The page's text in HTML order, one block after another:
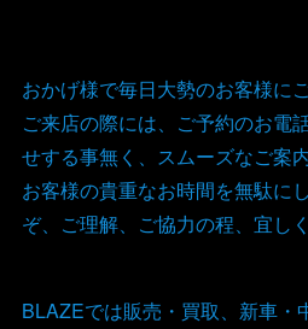
おかげ様で毎日大勢のお客様に
ご来店の際には、ご予約のお電
せする事無く、スムーズなご案
お客様の貴重なお時間を無駄に
ぞ、ご理解、ご協力の程、宜し
BLAZEでは販売・買取、新車・